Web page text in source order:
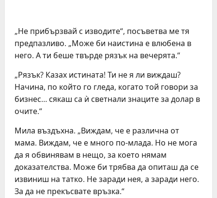
„Не прибързвай с изводите“, посъветва ме тя
предпазливо. „Може би наистина е влюбена в
него. А ти беше твърде рязък на вечерята.“
„Рязък? Казах истината! Ти не я ли виждаш?
Начина, по който го гледа, когато той говори за
бизнес… сякаш са ѝ светнали знаците за долар в
очите.“
Мила въздъхна. „Виждам, че е различна от
мама. Виждам, че е много по-млада. Но не мога
да я обвинявам в нещо, за което нямам
доказателства. Може би трябва да опиташ да се
извиниш на татко. Не заради нея, а заради него.
За да не прекъсвате връзка.“